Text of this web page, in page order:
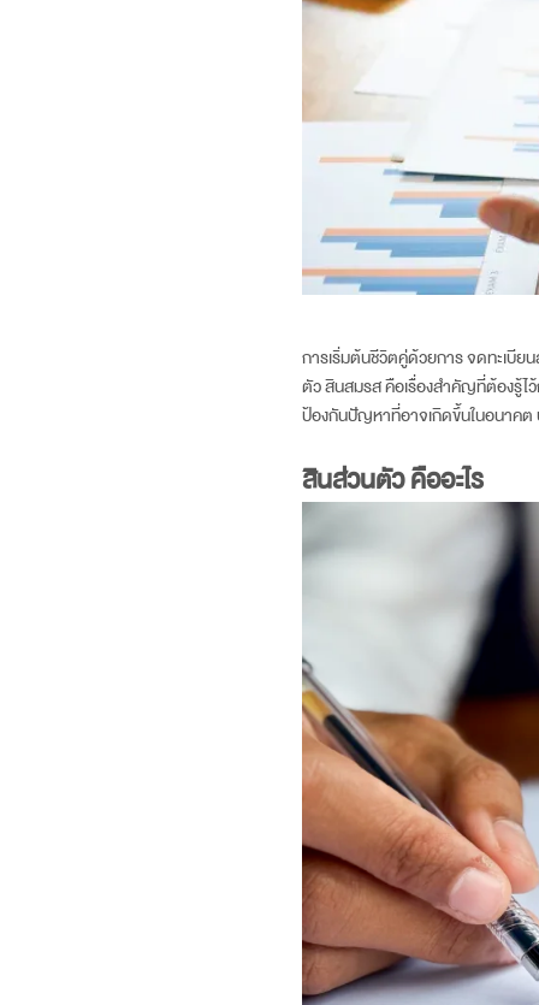
การเริ่มต้นชีวิตคู่ด้วยการจดทะเบีย
ตัว สินสมรส คือเรื่องสำคัญที่ต้องรู้ไ
ป้องกันปัญหาที่อาจเกิดขึ้นในอนาคต
สินส่วนตัว คืออะไร